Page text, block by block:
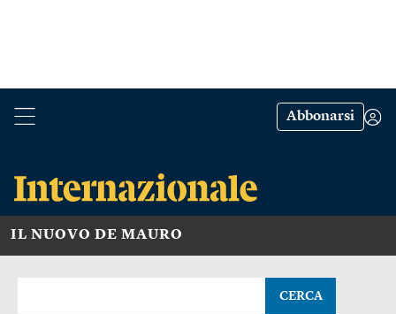
Abbonarsi
IL NUOVO DE MAURO
CERCA